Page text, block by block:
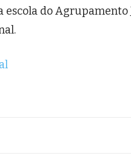
escola do Agrupamento